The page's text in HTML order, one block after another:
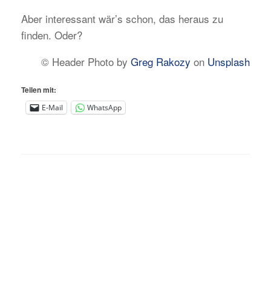
Aber interessant wär’s schon, das heraus zu
finden. Oder?
© Header Photo by Greg Rakozy on Unsplash
Teilen mit:
E-Mail WhatsApp